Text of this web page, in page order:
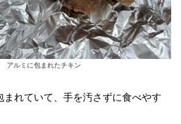
アルミに包まれたチキン
まれていて、手を汚さずに食べやす